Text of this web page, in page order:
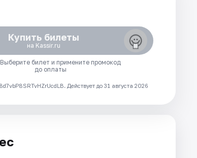
Купить билеты
на Kassir.ru
билет и примените промокод
до оплаты
Действует до 31 августа 2026